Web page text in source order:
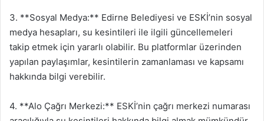
3. **Sosyal Medya:** Edirne Belediyesi ve ESKİ’nin sosyal
medya hesapları, su kesintileri ile ilgili güncellemeleri
takip etmek için yararlı olabilir. Bu platformlar üzerinden
yapılan paylaşımlar, kesintilerin zamanlaması ve kapsamı
hakkında bilgi verebilir.
4. **Alo Çağrı Merkezi:** ESKİ’nin çağrı merkezi numarası